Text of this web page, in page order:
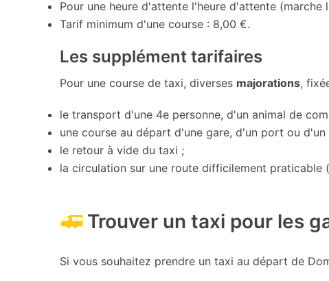
Pour une heure d'attente l'heure d'attente
Tarif minimum d'une course : 8,00 €.
Les supplément tarifaires
Pour une course de taxi, diverses majorations,
le transport d'une 4e personne, d'un animal de
une course au départ d'une gare, d'un port ou
le retour à vide du taxi ;
la circulation sur une route difficilement praticable
Trouver un taxi pour les
Si vous souhaitez prendre un taxi au départ de